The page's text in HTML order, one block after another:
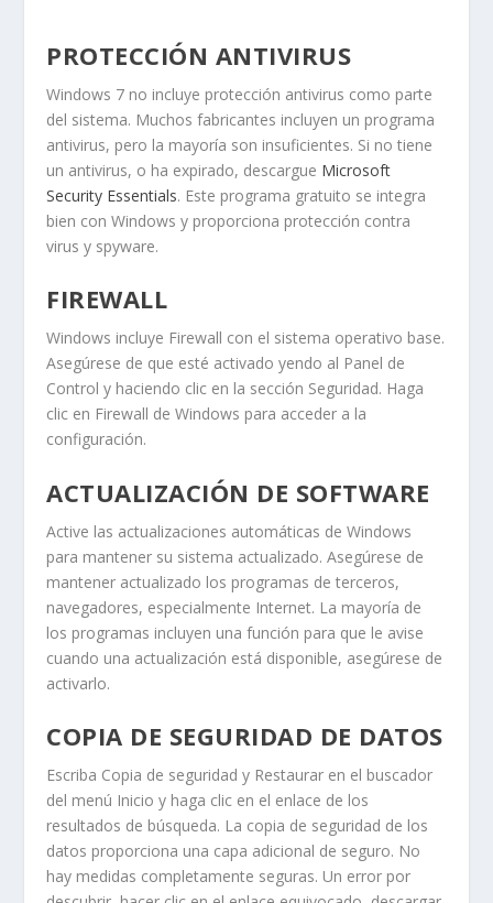
PROTECCIÓN ANTIVIRUS
Windows 7 no incluye protección antivirus como parte
del sistema. Muchos fabricantes incluyen un programa
antivirus, pero la mayoría son insuficientes. Si no tiene
un antivirus, o ha expirado, descargue Microsoft
Security Essentials. Este programa gratuito se integra
bien con Windows y proporciona protección contra
virus y spyware.
FIREWALL
Windows incluye Firewall con el sistema operativo base.
Asegúrese de que esté activado yendo al Panel de
Controly haciendo clic en la sección Seguridad. Haga
clic en Firewall de Windows para acceder a la
configuración.
ACTUALIZACIÓN DE SOFTWARE
Active las actualizaciones automáticas de Windows
para mantener su sistema actualizado. Asegúrese de
mantener actualizado los programas de terceros,
navegadores, especialmente Internet. La mayoría de
los programas incluyen una función para que le avise
cuando una actualización está disponible, asegúrese de
activarlo.
COPIA DE SEGURIDAD DE DATOS
Escriba Copia de seguridad y Restaurar en el buscador
del menú Inicio y haga clic en el enlace de los
resultados de búsqueda. La copia de seguridad de los
datos proporciona una capa adicional de seguro. No
hay medidas completamente seguras. Un error por